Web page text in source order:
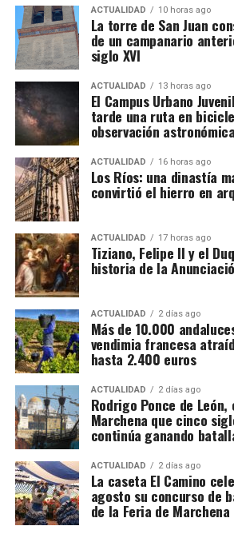
Felipe II, consciente del talento de
la realización de susPoesías,una
mitológicos que desbordaban
sofisticación.
profundamente al monarca, fueLa
Tiziano. Su dramatismo, la
intensidad emocional la
referencia obligadapara los
aquí donde entra en juego la figura
han pasado de padres a hijos y se
hace décadas.
Cuándo comienza la
Las primeras incorporaciones
mediados de agosto en las zonas
uva madura antes. La campaña se
septiembre en regiones como
Beaujolais y Burdeos.
Los contratos suelen durar entre
semanas. Algunos trabajadores
explotaciones y permanecen en
de un mes. La fecha exacta
maduración de la uva y de las
Cuánto se cobra
El salario mínimo oficial francés es
brutos por hora. Sin embargo, las
consultadas por France Travail
14,50 euros brutos, dependiendo
trabajo realizado.
CCOO calcula unos ingresos de
euros netos mensuales, que
2.400 euros cuando se realizan
ACTUALIDAD 10 horas ago
La torre de San Juan
de un campanario
siglo XVI
ACTUALIDAD 13 horas ago
El Campus Urbano
tarde una ruta en
observación
ACTUALIDAD 16 horas ago
Los Ríos: una dinastía
convirtió el hierro en
ACTUALIDAD 17 horas ago
Tiziano, Felipe II y el
historia de la
ACTUALIDAD 2 días ago
Más de 10.000
vendimia francesa
hasta 2.400 euros
ACTUALIDAD 2 días ago
Rodrigo Ponce de León,
Marchena que cinco
continúa ganando
ACTUALIDAD 2 días ago
La caseta El Camino
agosto su concurso de
de la Feria de Marchena